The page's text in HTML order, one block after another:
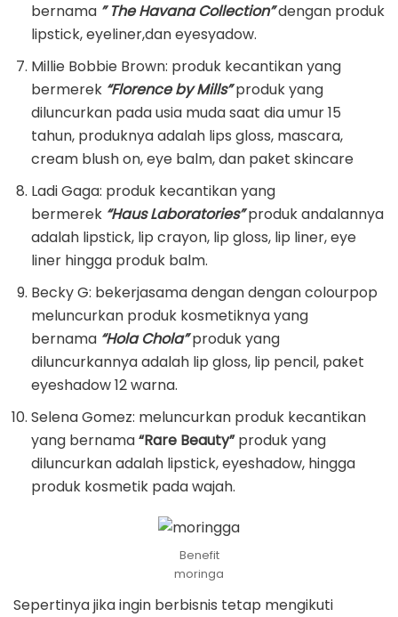
bernama ” The Havana Collection”dengan produk
lipstick, eyeliner,dan eyesyadow.
Millie Bobbie Brown: produk kecantikan yang
bermerek “Florence by Mills”produk yang
diluncurkan pada usia muda saat dia umur 15
tahun, produknya adalah lips gloss, mascara,
cream blush on, eye balm, dan paket skincare
Ladi Gaga: produk kecantikan yang
bermerek “Haus Laboratories”produk andalannya
adalah lipstick, lip crayon, lip gloss, lip liner, eye
liner hingga produk balm.
Becky G: bekerjasama dengan dengan colourpop
meluncurkan produk kosmetiknya yang
bernama “Hola Chola”produk yang
diluncurkannya adalah lip gloss, lip pencil, paket
eyeshadow 12 warna.
Selena Gomez: meluncurkan produk kecantikan
yang bernama“Rare Beauty”produk yang
diluncurkan adalah lipstick, eyeshadow, hingga
produk kosmetik pada wajah.
Benefit
moringa
Sepertinya jika ingin berbisnis tetap mengikuti